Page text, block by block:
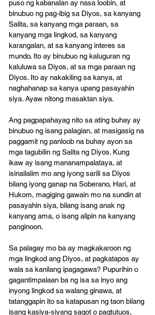
puso ng kabanalan ay nasa loobin, at
binubuo ng pag-ibig sa Diyos, sa kanyang
Salita, sa kanyang mga paraan, sa
kanyang mga lingkod, sa kanyang
karangalan, at sa kanyang interes sa
mundo. Ito ay binubuo ng kaluguran ng
kaluluwa sa Diyos, at sa mga paraan ng
Diyos. Ito ay nakakiling sa kanya, at
naghahanap sa kanya upang pasayahin
siya. Ayaw nitong masaktan siya.
Ang pagpapahayag nito sa ating buhay ay
binubuo ng isang palagian, at masigasig na
paggamit ng panloob na buhay ayon sa
mga tagubilin ng Salita ng Diyos. Kung
ikaw ay isang mananampalataya, at
isinailalim mo ang iyong sarili sa Diyos
bilang iyong ganap na Soberano, Hari, at
Hukom, magiging gawain mo na sundin at
pasayahin siya, bilang isang anak ng
kanyang ama, o isang alipin na kanyang
panginoon.
Sa palagay mo ba ay magkakaroon ng
mga lingkod ang Diyos, at pagkatapos ay
wala sa kanilang ipagagawa? Pupurihin o
gagantimpalaan ba ng isa sa inyo ang
inyong lingkod sa walang ginawa, at
tatanggapin ito sa katapusan ng taon bilang
isang kasiya-siyang sagot o pagtutuos,